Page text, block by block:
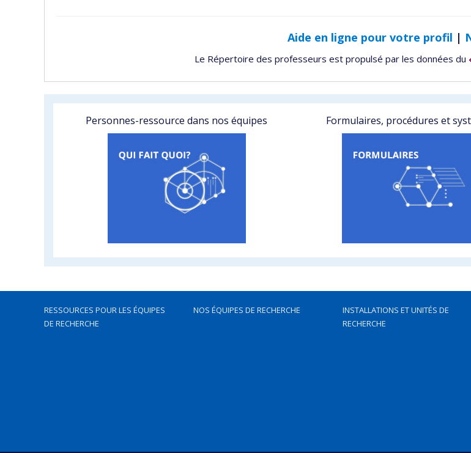
Aide en ligne pour votre profil |
Le Répertoire des professeurs est propulsé par les données du
Personnes-ressource dans nos équipes Formulaires, procédures et
RESSOURCES POUR LES ÉQUIPES
DE RECHERCHE
NOS ÉQUIPES DE RECHERCHE
INSTALLATIONS ET UNITÉS DE
RECHERCHE